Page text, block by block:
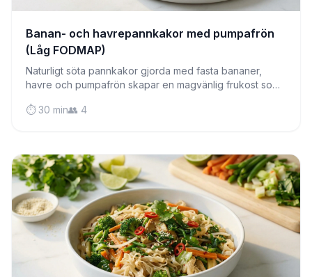
Banan- och havrepannkakor med pumpafrön
(Låg FODMAP)
Naturligt söta pannkakor gjorda med fasta bananer,
havre och pumpafrön skapar en magvänlig frukost som
⏱️ 30 min👥 4